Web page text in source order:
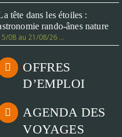
tête dans les étoiles :
rando-ânes nature
08 au 21/08/26 …
OFFRES
D’EMPLOI
AGENDA DES
VOYAGES